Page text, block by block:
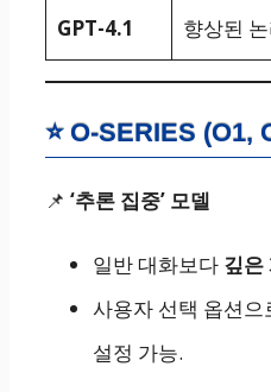
GPT-4.1
향상된
⭐ O-SERIES (O1,
📌 ‘추론 집중’ 모델
일반 대화보다 깊은
사용자 선택 옵션으
설정 가능.